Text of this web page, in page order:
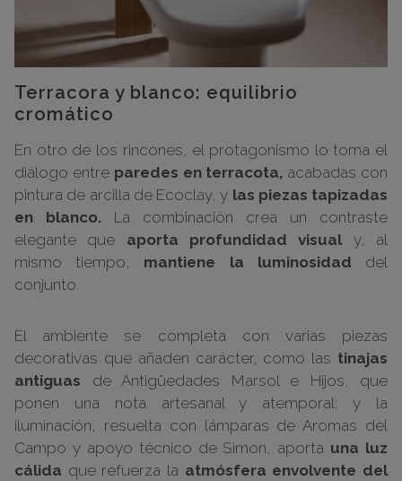
Terracora y blanco: equilibrio
cromático
En otro de los rincones, el protagonismo lo toma el
diálogo entre paredes en terracota, acabadas con
pintura de arcilla de Ecoclay, y las piezas tapizadas
en blanco. La combinación crea un contraste
elegante que aporta profundidad visualy, al
mismo tiempo, mantiene la luminosidad del
conjunto.
El ambiente se completa con varias piezas
decorativas que añaden carácter, como las tinajas
antiguas de Antigüedades Marsol e Hijos, que
ponen una nota artesanal y atemporal; y la
iluminación, resuelta con lámparas de Aromas del
Campo y apoyo técnico de Simon, aporta una luz
cálida que refuerza la atmósfera envolvente del